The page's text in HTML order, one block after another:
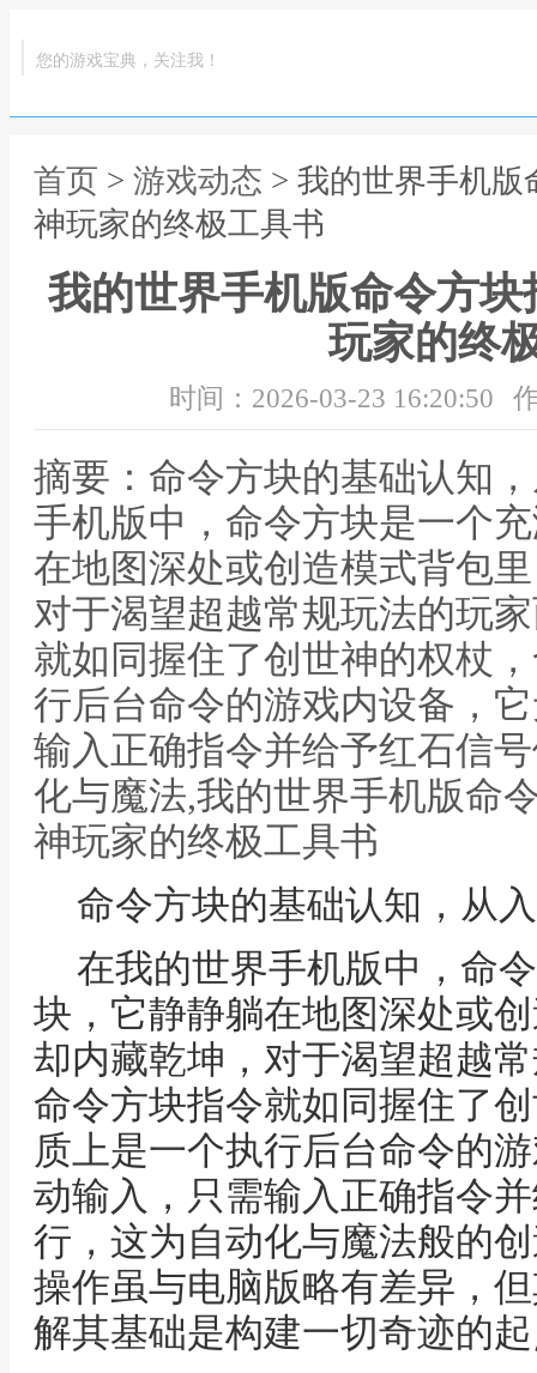
您的游戏宝典，关注我！
首页 > 游戏动态 > 我的世界手机
神玩家的终极工具书
我的世界手机版命令方
玩家的终
时间：2026-03-23 16:20:50
摘要：命令方块的基础认知
手机版中，命令方块是一个
在地图深处或创造模式背包
对于渴望超越常规玩法的玩
就如同握住了创世神的权杖
行后台命令的游戏内设备，
输入正确指令并给予红石信
化与魔法,我的世界手机版命
神玩家的终极工具书
命令方块的基础认知，从
在我的世界手机版中，命
块，它静静躺在地图深处或
却内藏乾坤，对于渴望超越
命令方块指令就如同握住了
质上是一个执行后台命令的
动输入，只需输入正确指令
行，这为自动化与魔法般的
操作虽与电脑版略有差异，
解其基础是构建一切奇迹的